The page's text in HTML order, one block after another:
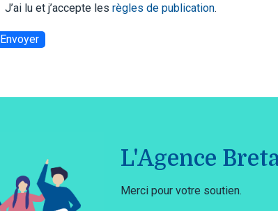
J’ai lu et j’accepte les règles de publication.
Envoyer
L'Agence
Merci pour votre soutien.